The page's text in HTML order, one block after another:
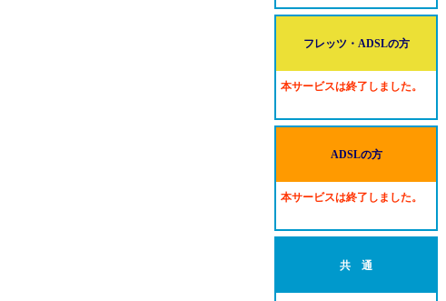
フレッツ・ADSLの方
本サービスは終了しました。
ADSLの方
本サービスは終了しました。
共 通